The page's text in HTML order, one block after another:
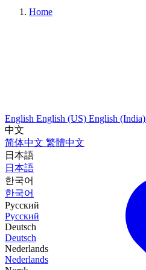
English English (US) English (India)
中文
简体中文 繁體中文
日本語
日本語
한국어
한국어
Русский
Русский
Deutsch
Deutsch
Nederlands
Nederlands
Home